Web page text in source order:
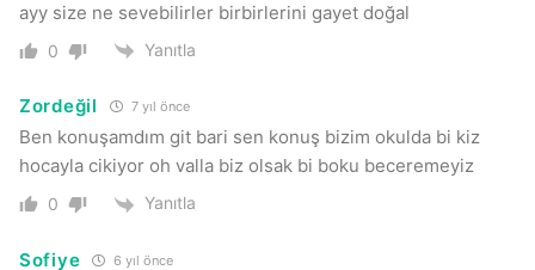
ayy size ne sevebilirler birbirlerini gayet doğal
0 Yanıtla
Zordeğil 7 yıl önce
Ben konuşamdım git bari sen konuş bizim okulda bi kiz
hocayla cikiyor oh valla biz olsak bi boku beceremeyiz
0 Yanıtla
Sofiye 6 yıl önce